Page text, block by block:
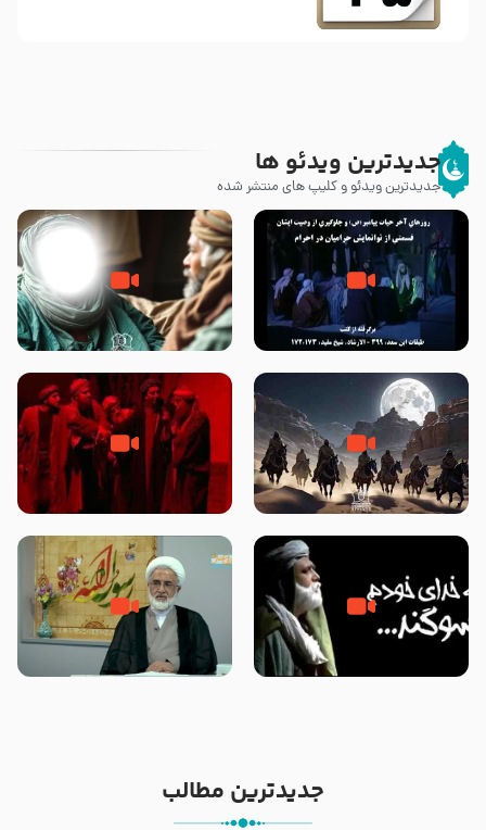
جدیدترین ویدئو ها
جدیدترین ویدئو و کلیپ های منتشر شده
روزهای آخر حیات پیامبر اکرم صلی
الله علیه و آله – قسمتی از
وصیتی که نوشته نشد (حدیث
قرطاس)
‌‌‌‌‌‌‌داستان ترور نافرجام رسول خدا
صلی الله علیه و آله – شهادت
قسمتی از نوا نمایش بیرق ماندگار
بیان توطئه های منافقین پیش از
خطبه حضرت سلمان سه روز پس از
شهادت پیامبر اکرم صلی الله علیه
مادر داعش – حجت الاسلام جباری
جدیدترین مطالب